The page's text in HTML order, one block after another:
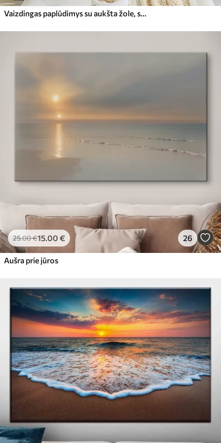
Vaizdingas paplūdimys su aukšta žole, siūbuojančia vėjyje, su vaizdu į vandenyną su bangomis ir debesuotu dangumi
25.00€15.00 € 26
Aušra prie jūros